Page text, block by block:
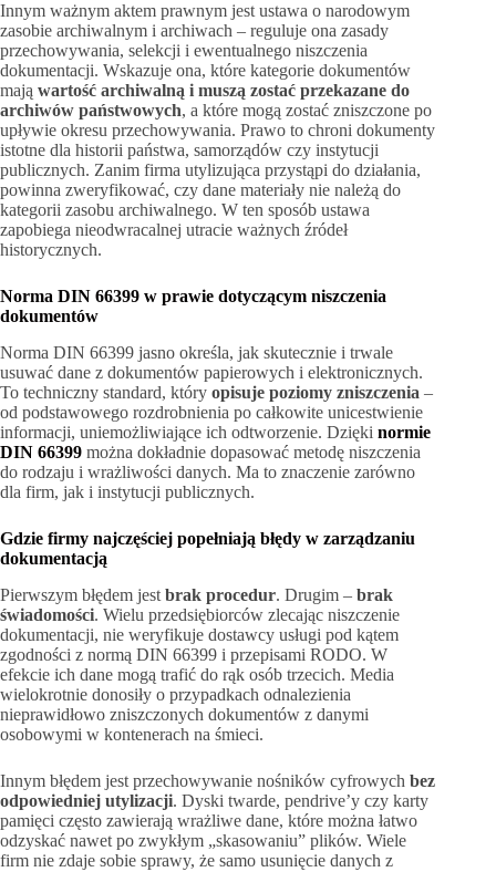
Innym ważnym aktem prawnym jest ustawa o narodowym
zasobie archiwalnym i archiwach – reguluje ona zasady
przechowywania, selekcji i ewentualnego niszczenia
dokumentacji. Wskazuje ona, które kategorie dokumentów
mają wartość archiwalną i muszą zostać przekazane do
archiwów państwowych, a które mogą zostać zniszczone po
upływie okresu przechowywania. Prawo to chroni dokumenty
istotne dla historii państwa, samorządów czy instytucji
publicznych. Zanim firma utylizująca przystąpi do działania,
powinna zweryfikować, czy dane materiały nie należą do
kategorii zasobu archiwalnego. W ten sposób ustawa
zapobiega nieodwracalnej utracie ważnych źródeł
historycznych.
Norma DIN 66399 w prawie dotyczącym niszczenia
dokumentów
Norma DIN 66399 jasno określa, jak skutecznie i trwale
usuwać dane z dokumentów papierowych i elektronicznych.
To techniczny standard, który opisuje poziomy zniszczenia –
od podstawowego rozdrobnienia po całkowite unicestwienie
informacji, uniemożliwiające ich odtworzenie. Dzięki normie
DIN 66399 można dokładnie dopasować metodę niszczenia
do rodzaju i wrażliwości danych. Ma to znaczenie zarówno
dla firm, jak i instytucji publicznych.
Gdzie firmy najczęściej popełniają błędy w zarządzaniu
dokumentacją
Pierwszym błędem jest brak procedur. Drugim – brak
świadomości. Wielu przedsiębiorców zlecając niszczenie
dokumentacji, nie weryfikuje dostawcy usługi pod kątem
zgodności z normą DIN 66399 i przepisami RODO. W
efekcie ich dane mogą trafić do rąk osób trzecich. Media
wielokrotnie donosiły o przypadkach odnalezienia
nieprawidłowo zniszczonych dokumentów z danymi
osobowymi w kontenerach na śmieci.
Innym błędem jest przechowywanie nośników cyfrowych bez
odpowiedniej utylizacji. Dyski twarde, pendrive’y czy karty
pamięci często zawierają wrażliwe dane, które można łatwo
odzyskać nawet po zwykłym „skasowaniu” plików. Wiele
firm nie zdaje sobie sprawy, że samo usunięcie danych z